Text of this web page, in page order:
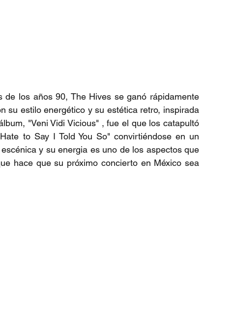
de los años 90, The Hives se ganó rápidamente
su estilo energético y su estética retro, inspirada
"Veni Vidi Vicious" , fue el que los catapultó
to Say I Told You So" convirtiéndose en un
y su energia es uno de los aspectos que
hace que su próximo concierto en México sea